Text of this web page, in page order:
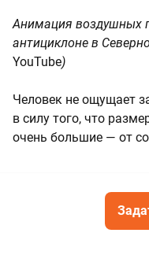
Анимация воздушных
антициклоне в
YouTube)
Человек не ощущает
в силу того, что
очень большие — от